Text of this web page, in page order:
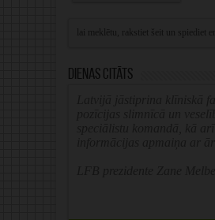
Dienas citāts